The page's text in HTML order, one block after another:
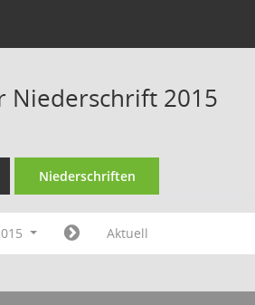
Niederschrift 2015
Niederschriften
Aktuell